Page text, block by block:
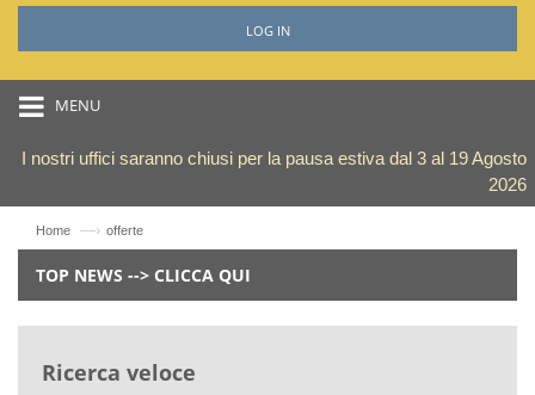
LOG IN
MENU
I nostri uffici saranno chiusi per la pausa estiva dal 3 al 19 Agosto
2026
Home —› offerte
TOP NEWS --> CLICCA QUI
Ricerca veloce